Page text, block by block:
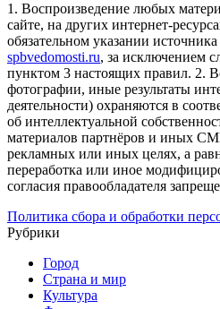
1. Воспроизведение любых
сайте, на других интернет-
обязательном указании
spbvedomosti.ru, за исключением
пунктом 3 настоящих правил. 2.
фотографии, иные результаты
деятельности) охраняются в
об интеллектуальной
материалов партнёров и иных
рекламных или иных целях, а
переработка или иное
согласия правообладателя
Политика сбора и обработки
Рубрики
Город
Страна и мир
Культура